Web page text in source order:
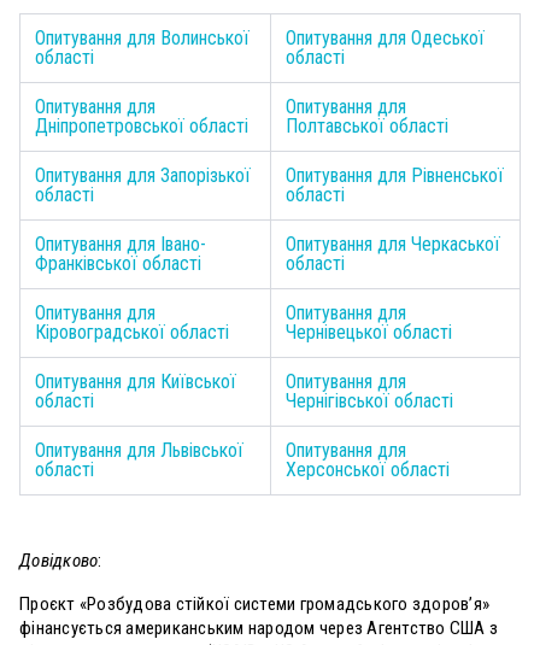
Опитування для Волинської
області
Опитування для Одеської
області
Опитування для
Дніпропетровської області
Опитування для
Полтавської області
Опитування для Запорізької
області
Опитування для Рівненської
області
Опитування для Івано-
Франківської області
Опитування для Черкаської
області
Опитування для
Кіровоградської області
Опитування для
Чернівецької області
Опитування для Київської
області
Опитування для
Чернігівської області
Опитування для Львівської
області
Опитування для
Херсонської області
Довідково:
Проєкт «Розбудова стійкої системи громадського здоров’я»
фінансується американським народом через Агентство США з